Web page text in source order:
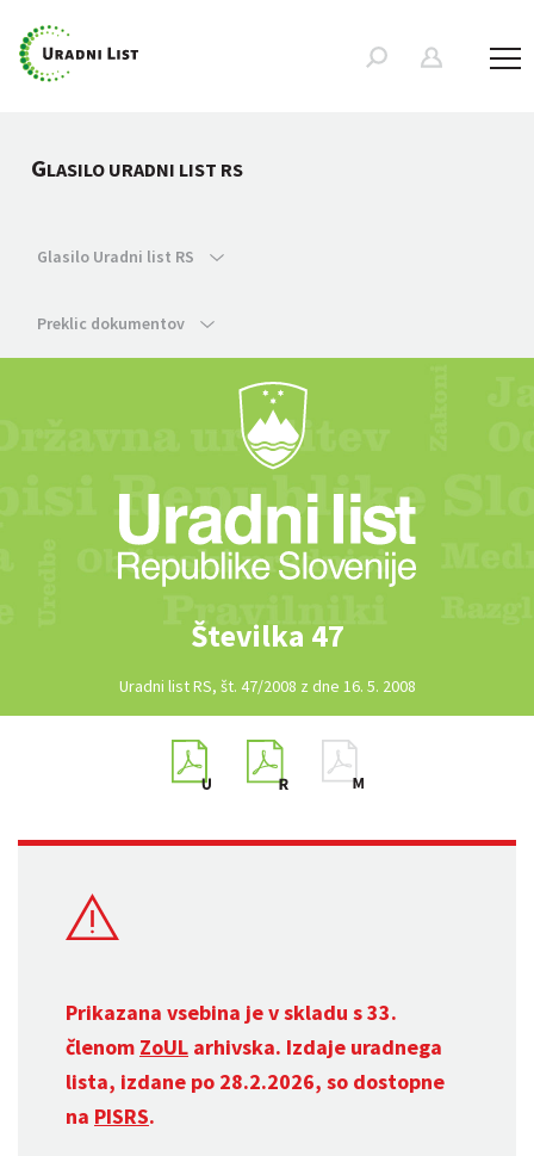
GLASILO URADNI LIST RS
Glasilo Uradni list RS
Preklic dokumentov
Številka 47
Uradni list RS, št. 47/2008 z dne 16. 5. 2008
Prikazana vsebina je v skladu s 33.
členom ZoUL arhivska. Izdaje uradnega
lista, izdane po 28.2.2026, so dostopne
na PISRS.